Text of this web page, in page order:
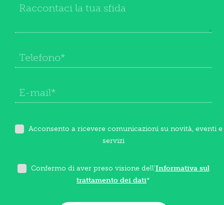
Acconsento a ricevere comunicazioni su novità, eventi e
servizi
Confermo di aver preso visione dell'Informativa sul
trattamento dei dati*